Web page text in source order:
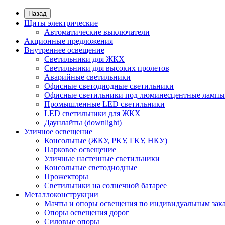
Назад
Щиты электрические
Автоматические выключатели
Акционные предложения
Внутреннее освещение
Светильники для ЖКХ
Светильники для высоких пролетов
Аварийные светильники
Офисные светодиодные светильники
Офисные светильники под люминесцентные лампы
Промышленные LED светильники
LED светильники для ЖКХ
Даунлайты (downlight)
Уличное освещение
Консольные (ЖКУ, РКУ, ГКУ, НКУ)
Парковое освещение
Уличные настенные светильники
Консольные светодиодные
Прожекторы
Светильники на солнечной батарее
Металлоконструкции
Мачты и опоры освещения по индивидуальным
Опоры освещения дорог
Силовые опоры